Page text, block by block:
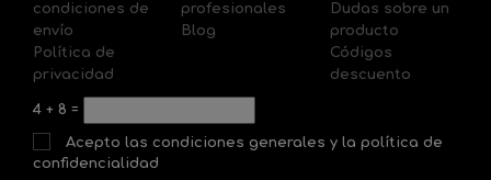
condiciones de
envío
Política de
privacidad
profesionales
Blog
Dudas sobre un
producto
Códigos
descuento
4 + 8 =
Acepto las condiciones generales y la política de
confidencialidad